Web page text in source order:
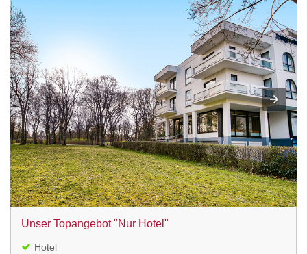
Unser Topangebot "Nur Hotel"
Hotel